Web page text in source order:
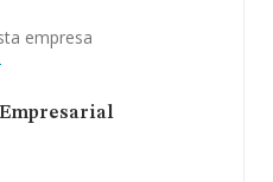
presentes en el
empresa